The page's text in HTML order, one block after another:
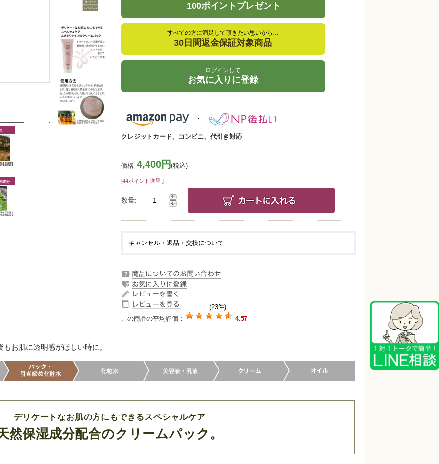
100ポイントプレゼント
すべての方に満足して頂きたい思いから…
30日間返金保証対象商品
ログインして
お気に入りに登録
クレジットカード、コンビニ、代引き対応
価格 4,400円 (税込)
[44ポイント進呈 ]
数量
キャンセル・返品・交換について
(23件)
この商品の平均評価：
4.57
お肌に透明感がほしい時に。
デリケートなお肌の方にもできるスペシャルケア
然保湿成分配合のクリームパック。